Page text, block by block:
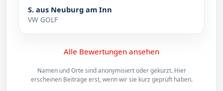
S. aus Neuburg am Inn
VW GOLF
Alle Bewertungen ansehen
Namen und Orte sind anonymisiert oder gekürzt. Hier
erscheinen Beiträge erst, wenn wir sie kurz geprüft haben.